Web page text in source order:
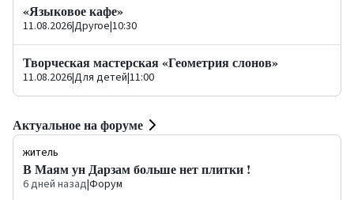
«Языковое кафе»
11.08.2026|Другое|10:30
Творческая мастерская «Геометрия слонов»
11.08.2026|Для детей|11:00
Актуальное на форуме
житель
В Маям ун Дарзам больше нет плитки !
6 дней назад|Форум